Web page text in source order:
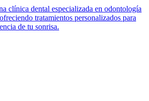
clínica dental especializada en odontología
tratamientos personalizados para
de tu sonrisa.